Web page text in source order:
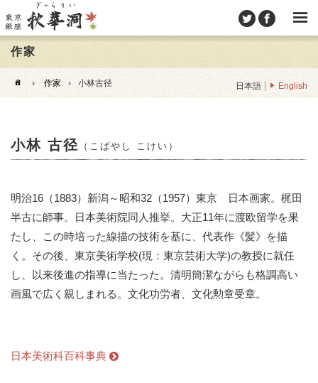
作家
› 作家 › 小林古径 日本語 English
小林 古径 （こばやし こけい）
明治16（1883）新潟～昭和32（1957）東京 日本画家。梶田
半古に師事。日本美術院同人推挙。大正11年に渡欧留学を果
たし、この時培った線描の技術を基に、代表作《髪》を描
く。その後、東京美術学校(現：東京芸術大学)の教授に就任
し、以来後進の指導に当たった。清明簡潔ながらも格調高い
画風で広く親しまれる。文化功労者、文化勲章受章。
日本美術科百科事典